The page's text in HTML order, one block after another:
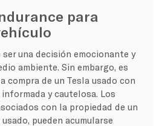
para
ser una decisión emocionante y
ambiente. Sin embargo, es
compra de un Tesla usado con
y cautelosa. Los
con la propiedad de un
pueden acumularse